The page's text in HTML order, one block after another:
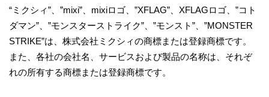
“ミクシィ”、”mixi”、mixiロゴ、”XFLAG”、XFLAGロゴ、”コト
ダマン”、”モンスターストライク”、”モンスト”、”MONSTER
STRIKE”は、株式会社ミクシィの商標または登録商標です。
また、各社の会社名、サービスおよび製品の名称は、それぞ
れの所有する商標または登録商標です。